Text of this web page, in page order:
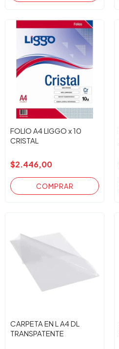
FOLIO A4 LIGGO x 10
CRISTAL
$2.446,00
CARPETA EN L A4 DL
TRANSPATENTE